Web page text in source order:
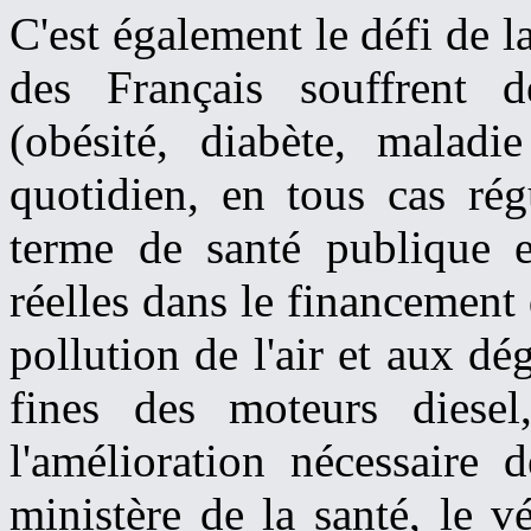
C'est également le défi de
des Français souffrent
(obésité, diabète,
quotidien, en tous cas
terme de santé publique
réelles dans le
pollution de l'air et aux
fines des moteurs
l'amélioration
ministère de la santé, le